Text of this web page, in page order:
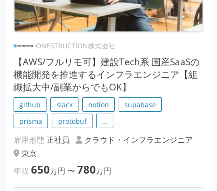
ONESTRUCTION株式会社
【AWS/フルリモ可】建設Tech系 国産SaaSの
機能開発を推進するインフラエンジニア【組
織拡大中/副業からでもOK】
github slack notion
supabase
prisma
protobuf …
雇用形態 正社員
クラウド・インフラエンジニア
東京
年収 650万円 〜 780万円